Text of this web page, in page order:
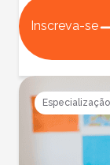
Inscreva-se
Especialização